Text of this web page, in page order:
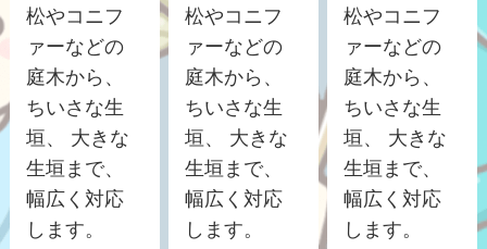
松やコニフ
ァーなどの
庭木から、
ちいさな生
垣、 大きな
生垣まで、
幅広く対応
します。
松やコニフ
ァーなどの
庭木から、
ちいさな生
垣、 大きな
生垣まで、
幅広く対応
します。
松やコニフ
ァーなどの
庭木から、
ちいさな生
垣、 大きな
生垣まで、
幅広く対応
します。